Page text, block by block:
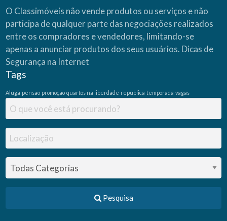
O Classimóveis não vende produtos ou serviços e não
participa de qualquer parte das negociações realizados
entre os compradores e vendedores, limitando-se
apenas a anunciar produtos dos seus usuários. Dicas de
Segurança na Internet
Tags
Aluga pensao promoção quartos na liberdade republica temporada vagas
Pesquisa